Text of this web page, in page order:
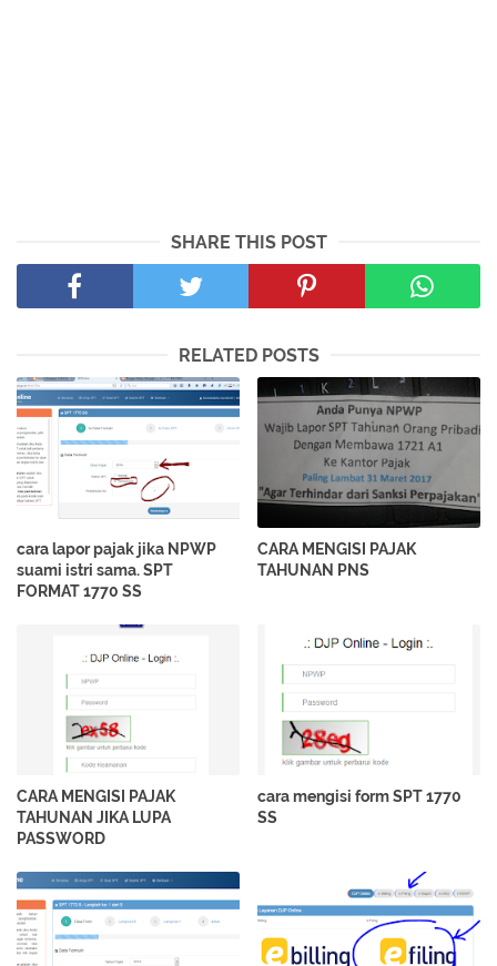
SHARE THIS POST
RELATED POSTS
cara lapor pajak jika NPWP
suami istri sama. SPT
FORMAT 1770 SS
CARA MENGISI PAJAK
TAHUNAN PNS
CARA MENGISI PAJAK
TAHUNAN JIKA LUPA
PASSWORD
cara mengisi form SPT 1770
SS